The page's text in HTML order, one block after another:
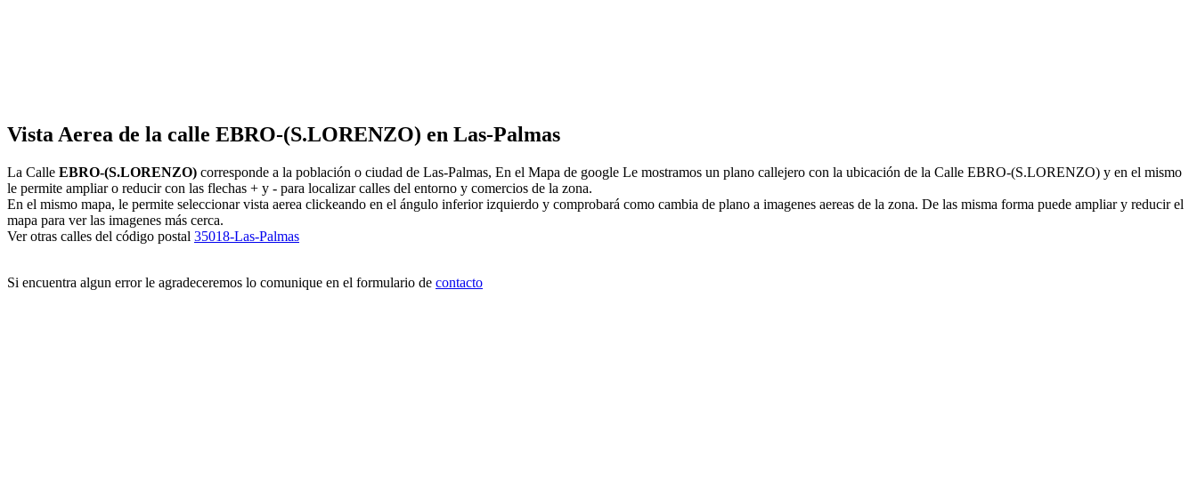
Vista Aerea de la calle EBRO-(S.LORENZO) en Las-Palmas
La Calle EBRO-(S.LORENZO) corresponde a la población o ciudad de Las-Palmas, En el Mapa de google Le mostramos un plano callejero con la ubicación de la Calle EBRO-(S.LORENZO) y en el mismo
le permite ampliar o reducir con las flechas + y - para localizar calles del entorno y comercios de la zona.
En el mismo mapa, le permite seleccionar vista aerea clickeando en el ángulo inferior izquierdo y comprobará como cambia de plano a imagenes aereas de la zona. De las misma forma puede ampliar y reducir el
mapa para ver las imagenes más cerca.
Ver otras calles del código postal 35018-Las-Palmas
Si encuentra algun error le agradeceremos lo comunique en el formulario de contacto